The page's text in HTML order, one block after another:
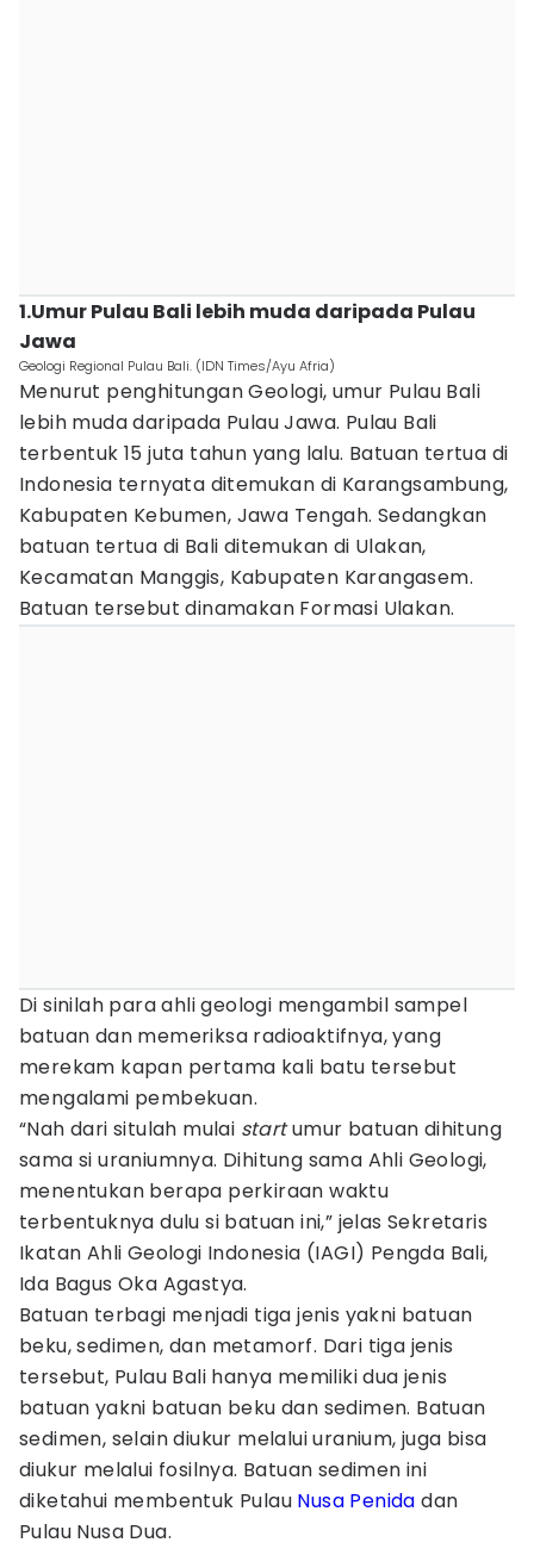
1.Umur Pulau Bali lebih muda daripada Pulau
Jawa
Geologi Regional Pulau Bali. (IDN Times/Ayu Afria)
Menurut penghitungan Geologi, umur Pulau Bali
lebih muda daripada Pulau Jawa. Pulau Bali
terbentuk 15 juta tahun yang lalu. Batuan tertua di
Indonesia ternyata ditemukan di Karangsambung,
Kabupaten Kebumen, Jawa Tengah. Sedangkan
batuan tertua di Bali ditemukan di Ulakan,
Kecamatan Manggis, Kabupaten Karangasem.
Batuan tersebut dinamakan Formasi Ulakan.
Di sinilah para ahli geologi mengambil sampel
batuan dan memeriksa radioaktifnya, yang
merekam kapan pertama kali batu tersebut
mengalami pembekuan.
“Nah dari situlah mulai startumur batuan dihitung
sama si uraniumnya. Dihitung sama Ahli Geologi,
menentukan berapa perkiraan waktu
terbentuknya dulu si batuan ini,” jelas Sekretaris
Ikatan Ahli Geologi Indonesia (IAGI) Pengda Bali,
Ida Bagus Oka Agastya.
Batuan terbagi menjadi tiga jenis yakni batuan
beku, sedimen, dan metamorf. Dari tiga jenis
tersebut, Pulau Bali hanya memiliki dua jenis
batuan yakni batuan beku dan sedimen. Batuan
sedimen, selain diukur melalui uranium, juga bisa
diukur melalui fosilnya. Batuan sedimen ini
diketahui membentuk Pulau Nusa Penida dan
Pulau Nusa Dua.